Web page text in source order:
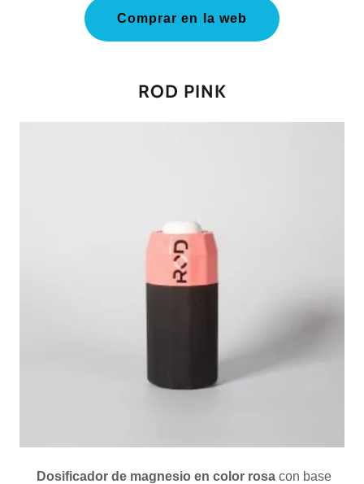
Comprar en la web
ROD PINK
Dosificador de magnesio en color rosa con base